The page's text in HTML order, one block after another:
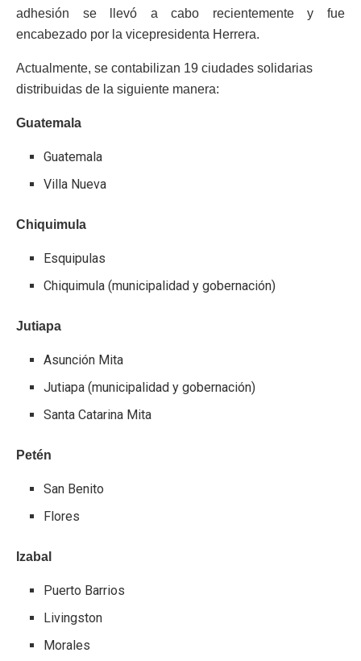
adhesión se llevó a cabo recientemente y fue
encabezado por la vicepresidenta Herrera.
Actualmente, se contabilizan 19 ciudades solidarias
distribuidas de la siguiente manera:
Guatemala
Guatemala
Villa Nueva
Chiquimula
Esquipulas
Chiquimula (municipalidad y gobernación)
Jutiapa
Asunción Mita
Jutiapa (municipalidad y gobernación)
Santa Catarina Mita
Petén
San Benito
Flores
Izabal
Puerto Barrios
Livingston
Morales